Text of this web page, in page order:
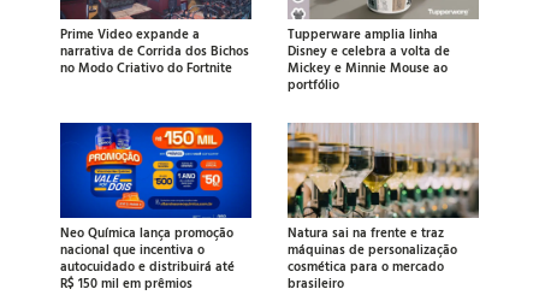
Prime Video expande a
narrativa de Corrida dos Bichos
no Modo Criativo do Fortnite
Tupperware amplia linha
Disney e celebra a volta de
Mickey e Minnie Mouse ao
portfólio
Neo Química lança promoção
nacional que incentiva o
autocuidado e distribuirá até
R$ 150 mil em prêmios
Natura sai na frente e traz
máquinas de personalização
cosmética para o mercado
brasileiro